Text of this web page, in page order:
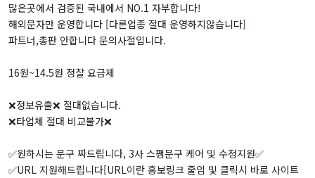
많은곳에서 검증된 국내에서 NO.1 자부합니다!
해외문자만 운영합니다 [다른업종 절대 운영하지않습니다]
파트너,총판 안합니다 문의사절입니다.
16원~14.5원 정찰 요금제
❌정보유출❌ 절대없습니다.
❌타업체 절대 비교불가❌
✅원하시는 문구 짜드립니다, 3사 스팸문구 케어 및 수정지원✅
✅URL 지원해드립니다[URL이란 홍보링크 줄임 및 클릭시 바로 사이트